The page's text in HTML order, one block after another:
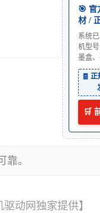
🎯 官
材 /
系统
机型
墨盒
🧾
🛒
。
驱动网独家提供】